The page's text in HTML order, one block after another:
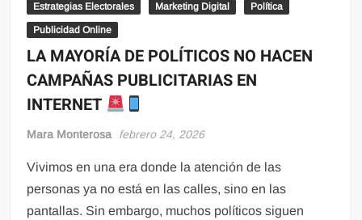
Estrategias Electorales Marketing Digital Política
Publicidad Online
LA MAYORÍA DE POLÍTICOS NO HACEN
CAMPAÑAS PUBLICITARIAS EN
INTERNET
Mara Monterosa febrero 24, 2026
Vivimos en una era donde la atención de las
personas ya no está en las calles, sino en las
pantallas. Sin embargo, muchos políticos siguen